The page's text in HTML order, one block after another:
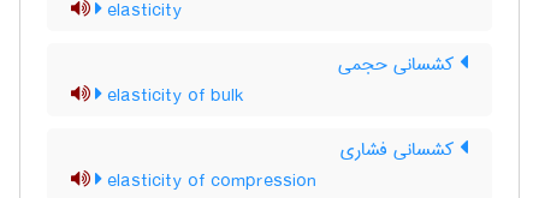
elasticity
کشسانی حجمی
elasticity of bulk
کشسانی فشاری
elasticity of compression